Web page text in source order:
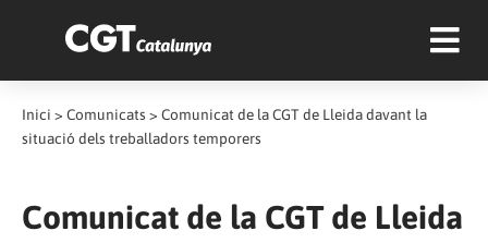
Inici > Comunicats > Comunicat de la CGT de Lleida davant la
situació dels treballadors temporers
Comunicat de la CGT de Lleida